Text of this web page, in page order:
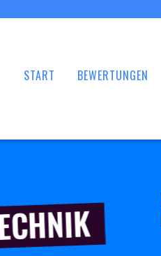
START BEWERTUNGEN